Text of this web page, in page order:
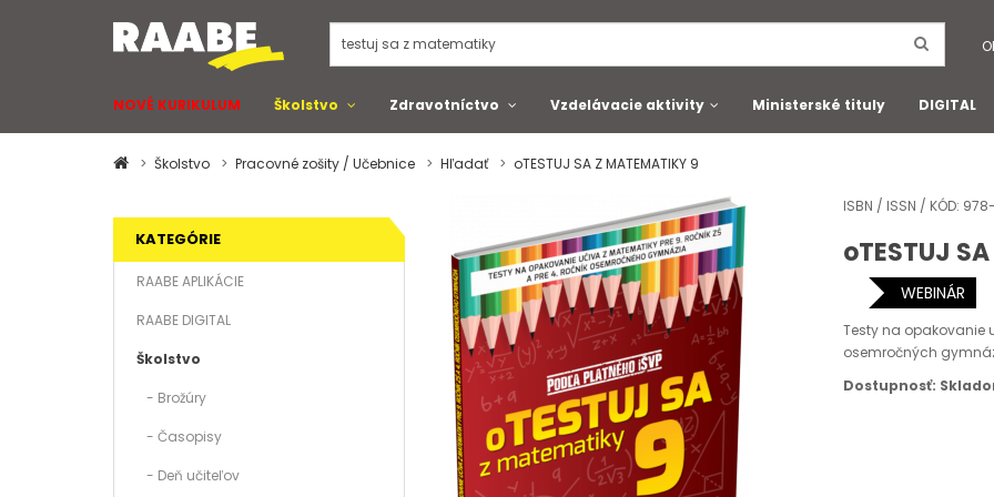
NOVÉ KURIKULUM Školstvo Zdravotníctvo Vzdelávacie aktivity Ministerské tituly DIGITAL
Školstvo Pracovné zošity / Učebnice Hľadať oTESTUJ SA Z MATEMATIKY 9
KATEGÓRIE
RAABE APLIKÁCIE
RAABE DIGITAL
Školstvo
- Brožúry
- Časopisy
- Deň učiteľov
ISBN / ISSN / KÓD:
oTESTUJ
WEBINÁR
Testy na opakovanie
osemročných
Dostupnosť: